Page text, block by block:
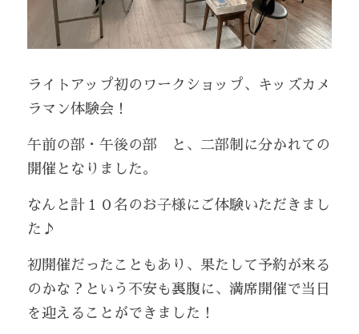
プロフィールフォト
ご予約
ライトアップ初のワークショップ、キッズカメ
ラマン体験会！
午前の部・午後の部　と、二部制に分かれての
開催となりました。
なんと計１０名のお子様にご体験いただきまし
た♪
初開催だったこともあり、果たして予約が来る
のかな？という不安も裏腹に、満席開催で当日
を迎えることができました！